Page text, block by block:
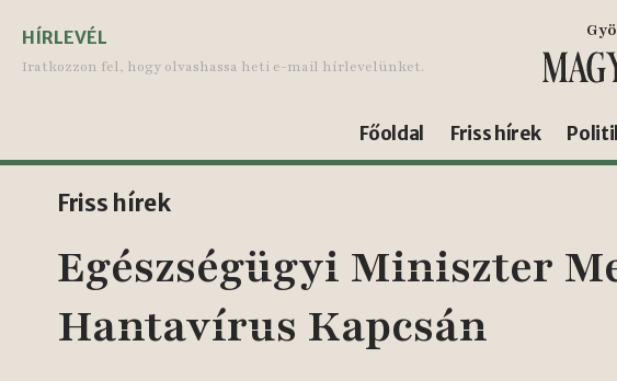
HÍRLEVÉL
Iratkozzon fel, hogy olvashassa heti e-mail hírlevelünket.
Főoldal Friss hírek
Friss hírek
Egészségügyi Miniszter
Hantavírus Kapcsán